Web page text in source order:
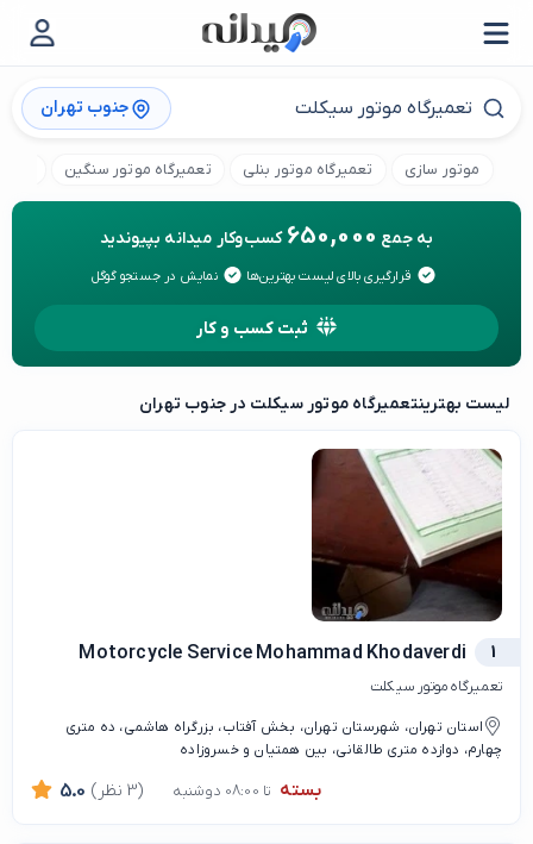
جنوب تهران
موتور سازی تعمیرگاه موتور بنلی تعمیرگاه موتور سنگین
به جمع 650,000 کسب‌وکار میدانه بپیوندید
قرارگیری بالای لیست بهترین‌ها نمایش در جستجو گوگل
ثبت کسب و کار
لیست بهترینتعمیرگاه موتور سیکلت در جنوب تهران
1
Motorcycle Service Mohammad Khodaverdi
تعمیرگاه موتور سیکلت
استان تهران، شهرستان تهران، بخش آفتاب، بزرگراه هاشمی، ده متری
چهارم، دوازده متری طالقانی، بین همتیان و خسروزاده
بسته تا 08:00 دوشنبه 5.0 (3 نظر)